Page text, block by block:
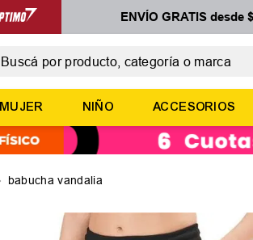
ENVÍO GRATIS desde
MUJER NIÑO ACCESORIOS
babucha vandalia
TÉRMINOS MÁS BUSCADOS
2.
zapatillas
3.
5. zapatillas adidas